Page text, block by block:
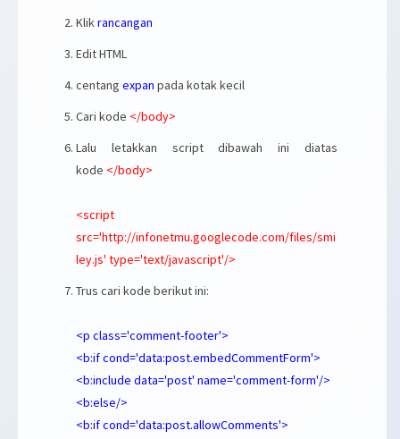
Klikrancangan
Edit HTML
centang expan pada kotak kecil
Cari kode </body>
Lalu letakkan script dibawah ini diatas
kode </body>
<script
src='http://infonetmu.googlecode.com/files/smi
ley.js' type='text/javascript'/>
Trus cari kode berikut ini:
<p class='comment-footer'>
<b:if cond='data:post.embedCommentForm'>
<b:include data='post' name='comment-form'/>
<b:else/>
<b:if cond='data:post.allowComments'>